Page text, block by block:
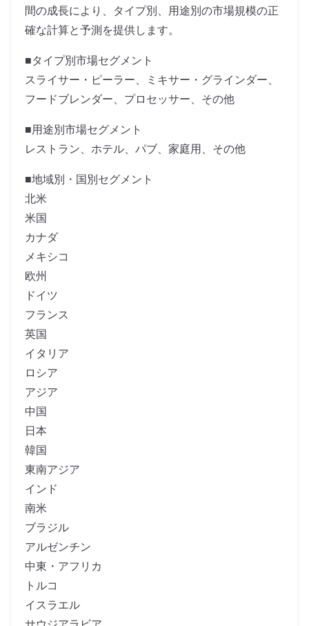
間の成長により、タイプ別、用途別の市場規模の正
確な計算と予測を提供します。
■タイプ別市場セグメント
スライサー・ピーラー、ミキサー・グラインダー、
フードブレンダー、プロセッサー、その他
■用途別市場セグメント
レストラン、ホテル、パブ、家庭用、その他
■地域別・国別セグメント
北米
米国
カナダ
メキシコ
欧州
ドイツ
フランス
英国
イタリア
ロシア
アジア
中国
日本
韓国
東南アジア
インド
南米
ブラジル
アルゼンチン
中東・アフリカ
トルコ
イスラエル